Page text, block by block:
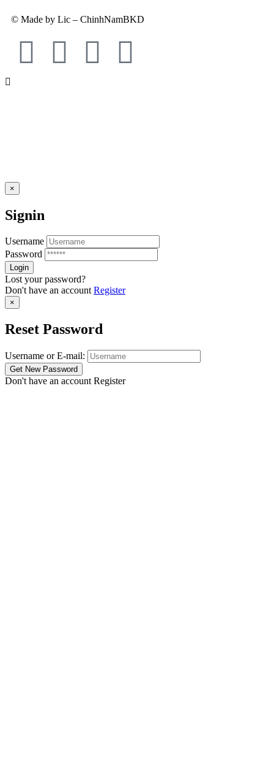
© Made by Lic – ChinhNamBKD
×
Signin
Username
Password
Lost your password?
Don't have an accountRegister
×
Reset Password
Username or E-mail:
Don't have an account Register